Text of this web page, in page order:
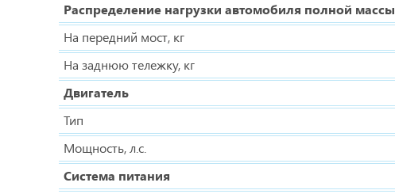
Распределение нагрузки автомобиля полной массы
На передний мост, кг
На заднюю тележку, кг
Двигатель
Тип
Мощность, л.с.
Система питания